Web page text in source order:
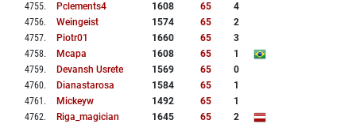
4755. Pclements4 1608 65
4
4756. Weingeist 1574 65
2
4757. Piotr01 1660 65
3
4758. Mcapa 1608 65
1
4759. Devansh Usrete 1569 65
0
4760. Dianastarosa 1584 65
1
4761 . Mickeyw 1492 65
1
4762. Riga_magician 1645 65
2